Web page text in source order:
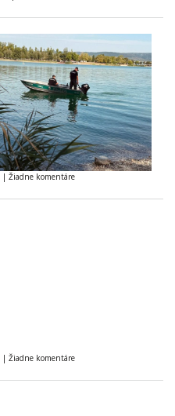
| Žiadne komentáre
| Žiadne komentáre